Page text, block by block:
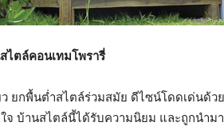
ไตล์คอนเทมโพรารี่
ยกพื้นต่ำสไตล์ร่วมสมัย ดีไซน์โดดเด่นด้ว
จ บ้านสไตล์นี้ได้รับความนิยม และถูกนำม